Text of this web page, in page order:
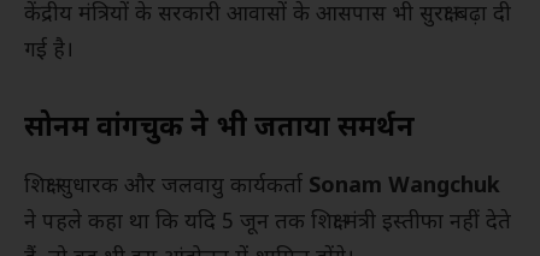
केंद्रीय मंत्रियों के सरकारी आवासों के आसपास भी सुरक्षा बढ़ा दी
गई है।
सोनम वांगचुक ने भी जताया समर्थन
शिक्षा सुधारक और जलवायु कार्यकर्ता Sonam Wangchuk
ने पहले कहा था कि यदि 5 जून तक शिक्षा मंत्री इस्तीफा नहीं देते